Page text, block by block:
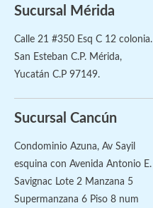
Sucursal Mérida
Calle 21 #350 Esq C 12 colonia.
San Esteban C.P. Mérida,
Yucatán C.P 97149.
Sucursal Cancún
Condominio Azuna, Av Sayil
esquina con Avenida Antonio E.
Savignac Lote 2 Manzana 5
Supermanzana 6 Piso 8 num